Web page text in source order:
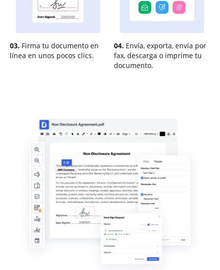
03. Firma tu documento en
línea en unos pocos clics.
04. Envía, exporta, envía por
fax, descarga o imprime tu
documento.